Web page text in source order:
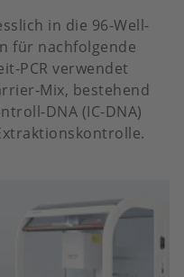
in die 96-Well-
für nachfolgende
PCR verwendet
Mix, bestehend
DNA (IC-DNA)